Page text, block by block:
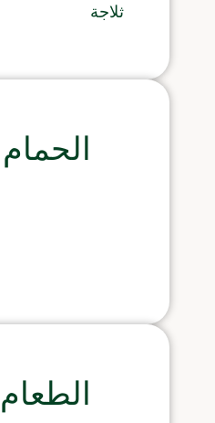
ثلاجة
الحمام
الطعام